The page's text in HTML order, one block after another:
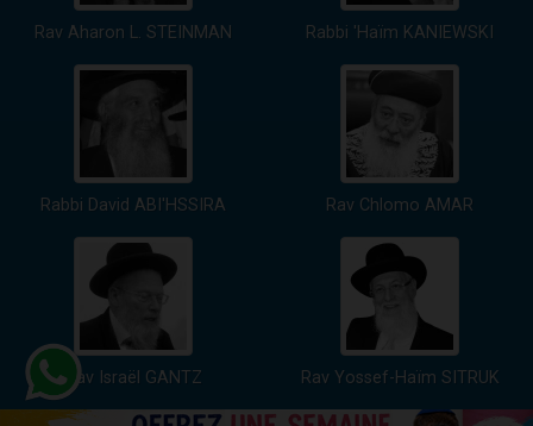
Rav Aharon L. STEINMAN Rabbi 'Haïm KANIEWSKI
Rabbi David ABI'HSSIRA Rav Chlomo AMAR
Rav Israël GANTZ Rav Yossef-Haïm SITRUK